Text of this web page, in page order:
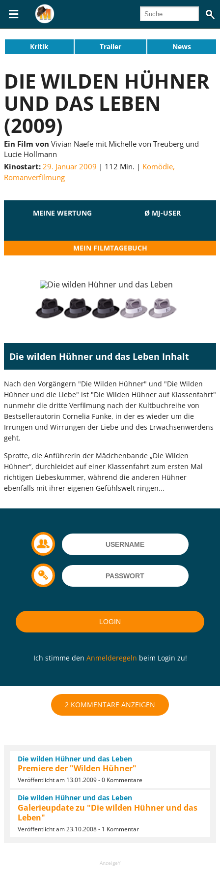
Kritik Trailer News
DIE WILDEN HÜHNER
UND DAS LEBEN
(2009)
Ein Film von Vivian Naefe mit Michelle von Treuberg und
Lucie Hollmann
Kinostart: 29. Januar 2009 112 Min. Komödie,
Romanverfilmung
MEINE WERTUNG Ø MJ-USER
MEIN FILMTAGEBUCH
Die wilden Hühner und das Leben Inhalt
Nach den Vorgängern "Die Wilden Hühner" und "Die Wilden
Hühner und die Liebe" ist "Die Wilden Hühner auf Klassenfahrt"
nunmehr die dritte Verfilmung nach der Kultbuchreihe von
Bestsellerautorin Cornelia Funke, in der es wieder um die
Irrungen und Wirrungen der Liebe und des Erwachsenwerdens
geht.
Sprotte, die Anführerin der Mädchenbande „Die Wilden
Hühner“, durchleidet auf einer Klassenfahrt zum ersten Mal
richtigen Liebeskummer, während die anderen Hühner
ebenfalls mit ihrer eigenen Gefühlswelt ringen...
Ich stimme den Anmelderegeln beim Login zu!
2 KOMMENTARE ANZEIGEN
Die wilden Hühner und das Leben
Premiere der "Wilden Hühner"
Veröffentlicht am 13.01.2009 - 0 Kommentare
Die wilden Hühner und das Leben
Galerieupdate zu "Die wilden Hühner und das
Leben"
Veröffentlicht am 23.10.2008 - 1 Kommentar
AnzeigeY